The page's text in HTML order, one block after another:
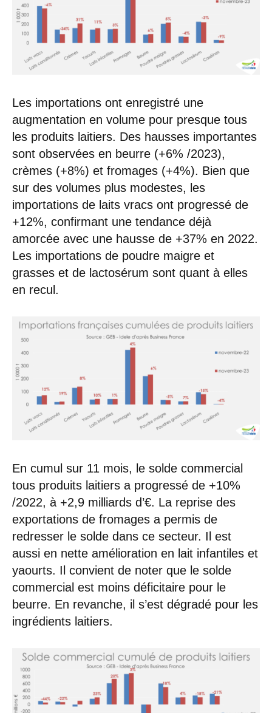
Les importations ont enregistré une
augmentation en volume pour presque tous
les produits laitiers. Des hausses importantes
sont observées en beurre (+6% /2023),
crèmes (+8%) et fromages (+4%). Bien que
sur des volumes plus modestes, les
importations de laits vracs ont progressé de
+12%, confirmant une tendance déjà
amorcée avec une hausse de +37% en 2022.
Les importations de poudre maigre et
grasses et de lactosérum sont quant à elles
en recul.
En cumul sur 11 mois, le solde commercial
tous produits laitiers a progressé de +10%
/2022, à +2,9 milliards d’€. La reprise des
exportations de fromages a permis de
redresser le solde dans ce secteur. Il est
aussi en nette amélioration en lait infantiles et
yaourts. Il convient de noter que le solde
commercial est moins déficitaire pour le
beurre. En revanche, il s’est dégradé pour les
ingrédients laitiers.